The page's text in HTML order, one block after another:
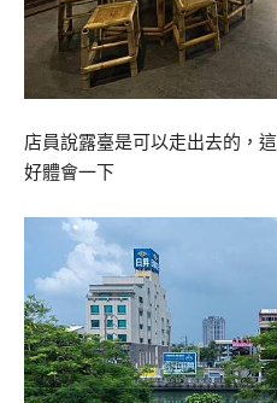
店員說露臺是可以走出去的，
好體會一下